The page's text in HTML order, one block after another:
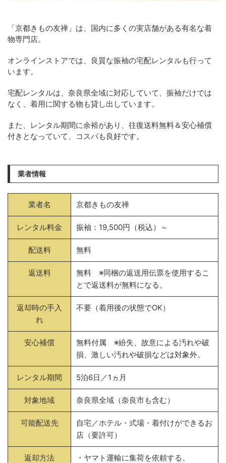
「京都きもの友禅」は、国内に多くの実店舗がある有名な着
物専門店。
オンラインストアでは、良質な振袖の宅配レンタルも行って
います。
宅配レンタルは、奈良県全域に対応していて、振袖だけでは
なく、着用に関する物も貸し出しています。
また、レンタル期間に余裕があり、往復送料無料＆安心補償
付きとなっていて、コスパも良好です。
業者情報
業者名 京都きもの友禅
レンタル料金 振袖：19,500円（税込）～
配送料 無料
返送料
無料 ※同梱の返送用伝票を使用するこ
とで返送料が無料になる。
返却時の手入
れ
不要（着用後の状態でOK）
安心補償
無料付属 ※紛失、故意による汚れや破
損、激しい汚れや破損などは対象外。
レンタル期間 5泊6日／1ヵ月
対象地域 奈良県全域（奈良市も含む）
可能配送先
自宅／ホテル・式場・着付けができるお
店（要許可）
返却方法
・ヤマト運輸に集荷を依頼する。